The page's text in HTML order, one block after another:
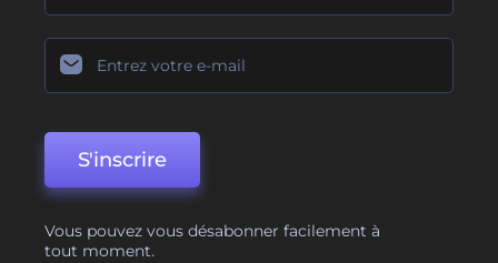
S'inscrire
Vous pouvez vous désabonner facilement à
tout moment.